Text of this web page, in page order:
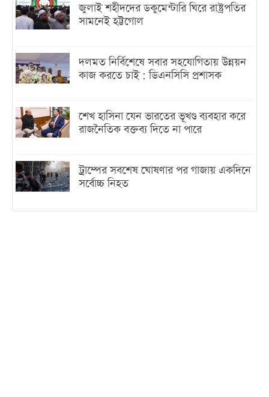
জুলাই শহীদদের ডকুমেন্টারি ঘিরে রাষ্ট্রপতির
সামনেই হট্টগোল
দলমত নির্বিশেষে সবার সহযোগিতায় উন্নয়ন
কাজ করতে চাই : ডিএনসিসি প্রশাসক
শেখ হাসিনা যেন ভারতের ভূখণ্ড ব্যবহার করে
রাজনৈতিক বক্তব্য দিতে না পারে
ট্রাম্পের সবশেষ ঘোষণার পর গাজায় একদিনে
সর্বোচ্চ নিহত